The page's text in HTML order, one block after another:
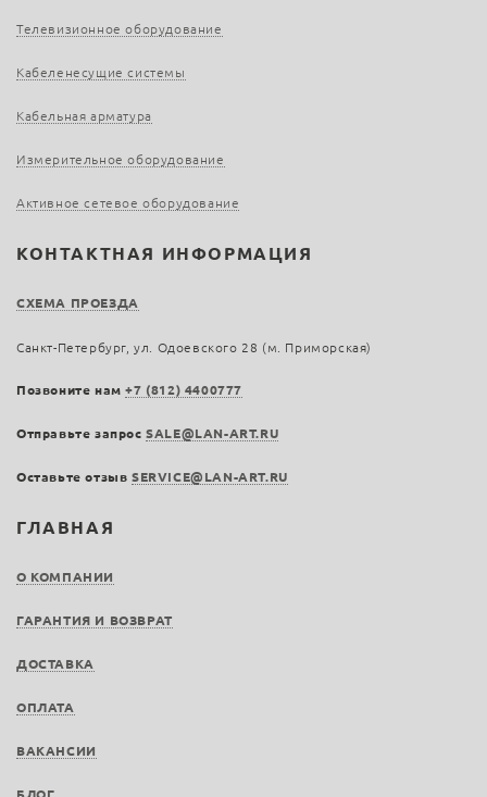
ГЛАВНАЯ
О КОМПАНИИ
ГАРАНТИЯ И ВОЗВРАТ
ДОСТАВКА
ОПЛАТА
ВАКАНСИИ
Телевизионное оборудование
Кабеленесущие системы
Кабельная арматура
Измерительное оборудование
Активное сетевое оборудование
КОНТАКТНАЯ ИНФОРМАЦИЯ
СХЕМА ПРОЕЗДА
Санкт-Петербург, ул. Одоевского 28 (м. Приморская)
Позвоните нам+7 (812) 4400777
Отправьте запросSALE@LAN-ART.RU
Оставьте отзыв SERVICE@LAN-ART.RU